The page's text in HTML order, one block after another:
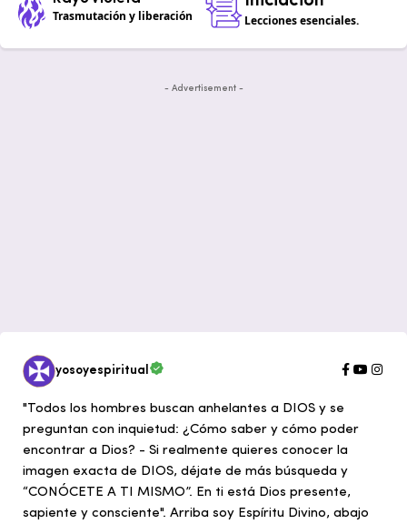
Trasmutación y liberación
Lecciones esenciales.
- Advertisement -
yosoyespiritual
"Todos los hombres buscan anhelantes a DIOS y se
preguntan con inquietud: ¿Cómo saber y cómo poder
encontrar a Dios? - Si realmente quieres conocer la
imagen exacta de DIOS, déjate de más búsqueda y
“CONÓCETE A TI MISMO”. En ti está Dios presente,
sapiente y consciente". Arriba soy Espíritu Divino, abajo